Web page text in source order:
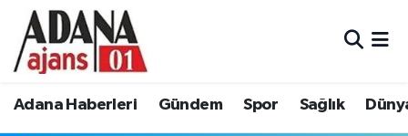
Adana Haberleri Gündem Spor Sağlık
Adana Haberleri
Adana Nöbetçi Eczaneler